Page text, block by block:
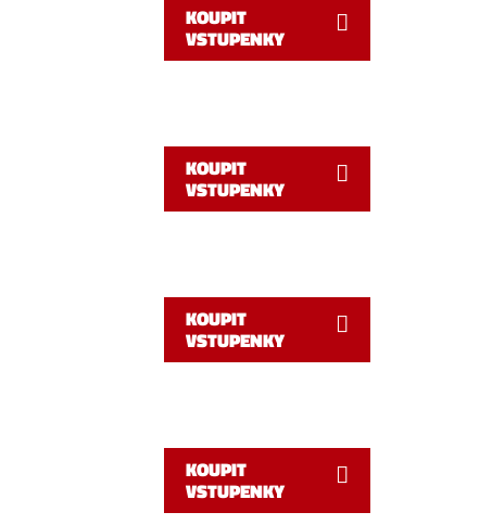
KOUPIT
VSTUPENKY
KOUPIT
VSTUPENKY
KOUPIT
VSTUPENKY
KOUPIT
VSTUPENKY